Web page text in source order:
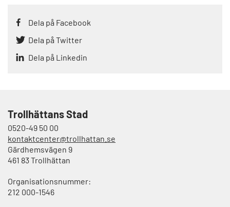
Dela på Facebook
Dela på Twitter
Dela på Linkedin
Trollhättans Stad
0520-49 50 00
kontaktcenter@trollhattan.se
Gärdhemsvägen 9
461 83 Trollhättan
Organisationsnummer:
212 000-1546